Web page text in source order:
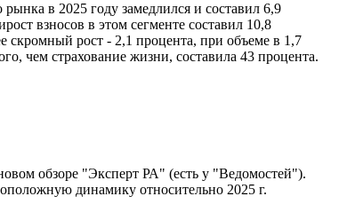
в 2025 году замедлился и составил 6,9
взносов в этом сегменте составил 10,8
скромный рост - 2,1 процента, при объеме в 1,7
чем страхование жизни, составила 43 процента.
обзоре "Эксперт РА" (есть у "Ведомостей").
динамику относительно 2025 г.